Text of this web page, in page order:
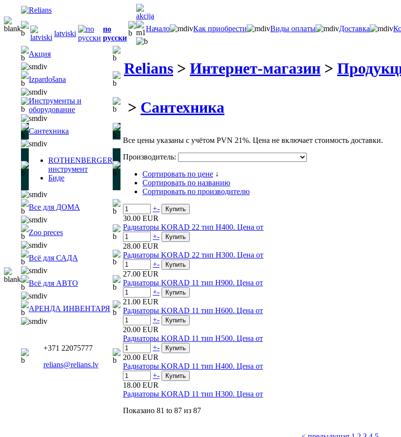
latviski
по
русски
Начало Как приобрести Виды оплаты Доставка
Акция
Izpardošana
Инструменты и
оборудование
Сантехника
ROTHENBERGER
инструмент
Биде
Все для ДОМА
Zoo preces
Всё для САДА
Всё для АВТО
АРЕНДА ИНВЕНТАРЯ
+371 22075777
relians@relians.lv
Relians > Интернет-магазин >
> Сантехника
Все цены указаны с учётом PVN 21%. Цена не включает стоимость доставки.
Производитель:
Сортировать по цене ↓
Сортировать по названию
Сортировать по производителю
+-
30.00 EUR
Радиаторы KORAD 22 тип H400. Цена от
+-
28.00 EUR
Радиаторы KORAD 22 тип H300. Цена от
+-
27.00 EUR
Радиаторы KORAD 11 тип H900. Цена от
+-
21.00 EUR
Радиаторы KORAD 11 тип H600. Цена от
+-
20.00 EUR
Радиаторы KORAD 11 тип H500. Цена от
+-
20.00 EUR
Радиаторы KORAD 11 тип H400. Цена от
+-
18.00 EUR
Радиаторы KORAD 11 тип H300. Цена от
Показано 81 to 87 из 87